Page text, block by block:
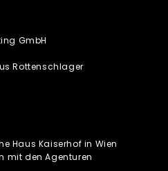
GmbH
Rottenschlager
Haus Kaiserhof in Wien
mit den Agenturen